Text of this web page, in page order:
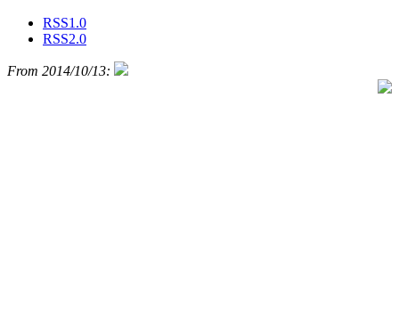
RSS1.0
RSS2.0
From 2014/10/13: